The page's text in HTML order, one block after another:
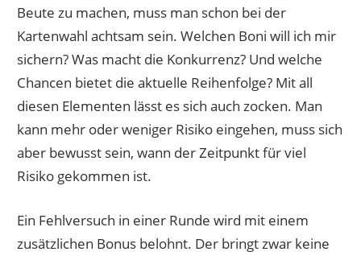
Beute zu machen, muss man schon bei der
Kartenwahl achtsam sein. Welchen Boni will ich mir
sichern? Was macht die Konkurrenz? Und welche
Chancen bietet die aktuelle Reihenfolge? Mit all
diesen Elementen lässt es sich auch zocken. Man
kann mehr oder weniger Risiko eingehen, muss sich
aber bewusst sein, wann der Zeitpunkt für viel
Risiko gekommen ist.
Ein Fehlversuch in einer Runde wird mit einem
zusätzlichen Bonus belohnt. Der bringt zwar keine